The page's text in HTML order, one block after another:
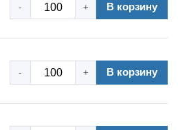
- + В корзину
- + В корзину